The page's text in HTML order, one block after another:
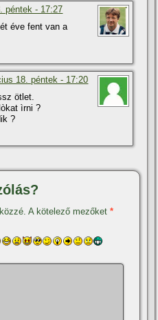
péntek - 17:27
éve fent van a
18. péntek - 17:20
ötlet.
ìrni ?
?
A kötelező mezőket*